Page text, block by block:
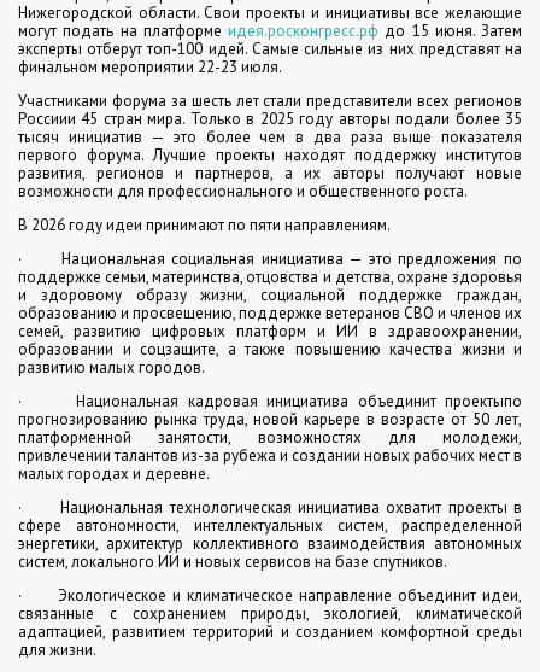
Нижегородской области. Свои проекты и инициативы все желающие
могут подать на платформе идея.росконгресс.рф до 15 июня. Затем
эксперты отберут топ-100 идей. Самые сильные из них представят на
финальном мероприятии 22-23 июля.
Участниками форума за шесть лет стали представители всех регионов
Россиии 45 стран мира. Только в 2025 году авторы подали более 35
тысяч инициатив — это более чем в два раза выше показателя
первого форума. Лучшие проекты находят поддержку институтов
развития, регионов и партнеров, а их авторы получают новые
возможности для профессионального и общественного роста.
В 2026 году идеи принимают по пяти направлениям.
· Национальная социальная инициатива — это предложения по
поддержке семьи, материнства, отцовства и детства, охране здоровья
и здоровому образу жизни, социальной поддержке граждан,
образованию и просвещению, поддержке ветеранов СВО и членов их
семей, развитию цифровых платформ и ИИ в здравоохранении,
образовании и соцзащите, а также повышению качества жизни и
развитию малых городов.
· Национальная кадровая инициатива объединит проектыпо
прогнозированию рынка труда, новой карьере в возрасте от 50 лет,
платформенной занятости, возможностях для молодежи,
привлечении талантов из-за рубежа и создании новых рабочих мест в
малых городах и деревне.
· Национальная технологическая инициатива охватит проекты в
сфере автономности, интеллектуальных систем, распределенной
энергетики, архитектур коллективного взаимодействия автономных
систем, локального ИИ и новых сервисов на базе спутников.
· Экологическое и климатическое направление объединит идеи,
связанные с сохранением природы, экологией, климатической
адаптацией, развитием территорий и созданием комфортной среды
для жизни.